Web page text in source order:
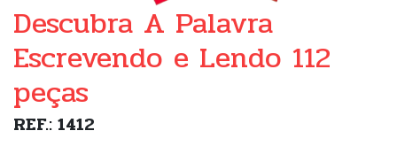
Descubra A Palavra
Escrevendo e Lendo 112
peças
REF.: 1412